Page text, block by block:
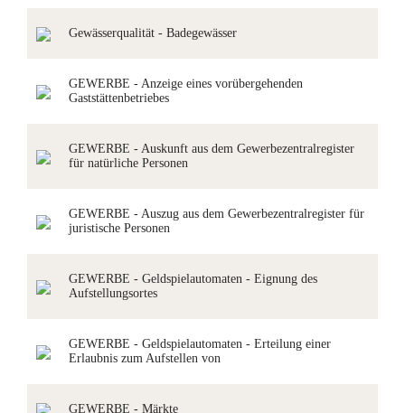
Gewässerqualität - Badegewässer
GEWERBE - Anzeige eines vorübergehenden
Gaststättenbetriebes
GEWERBE - Auskunft aus dem Gewerbezentralregister
für natürliche Personen
GEWERBE - Auszug aus dem Gewerbezentralregister für
juristische Personen
GEWERBE - Geldspielautomaten - Eignung des
Aufstellungsortes
GEWERBE - Geldspielautomaten - Erteilung einer
Erlaubnis zum Aufstellen von
GEWERBE - Märkte